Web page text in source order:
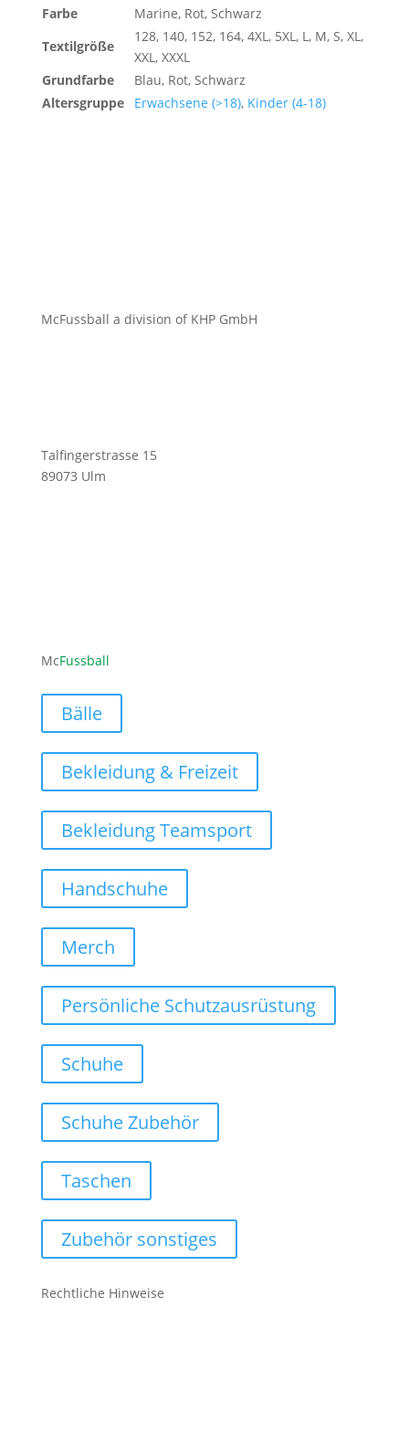
Farbe
Marine, Rot, Schwarz
Textilgröße
128, 140, 152, 164, 4XL, 5XL, L, M, S, XL,
XXL, XXXL
Grundfarbe
Blau, Rot, Schwarz
Altersgruppe
Erwachsene (>18), Kinder (4-18)
McFussball a division of KHP GmbH
Talfingerstrasse 15
89073 Ulm
McFussball
Bälle
Bekleidung & Freizeit
Bekleidung Teamsport
Handschuhe
Merch
Persönliche Schutzausrüstung
Schuhe
Schuhe Zubehör
Taschen
Zubehör sonstiges
Rechtliche Hinweise